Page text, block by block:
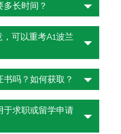
多长时间？
至45分钟，具体取决
期间，您需要回答25
可以重考A1波兰
的在线波兰语考试完
限次参加考试。
吗？如何获取？
仅需10美元。要获得
只需在TESTIZER上
兰语考试。查看成绩
于求职或留学申请